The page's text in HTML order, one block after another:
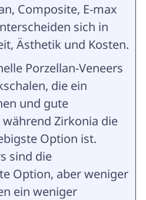
Composite, E-max
sich in
Ästhetik und Kosten.
Porzellan-Veneers
die ein
und gute
Zirkonia die
Option ist.
sind die
Option, aber weniger
ein weniger